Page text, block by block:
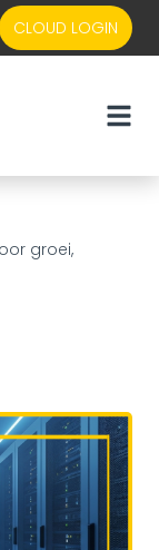
CLOUD LOGIN
groei,